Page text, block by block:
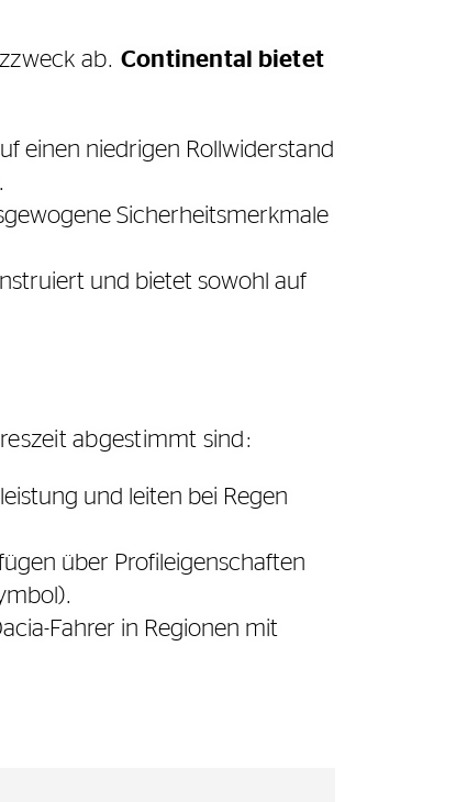
ab. Continental bietet
einen niedrigen Rollwiderstand
Sicherheitsmerkmale
und bietet sowohl auf
abgestimmt sind:
und leiten bei Regen
über Profileigenschaften
Fahrer in Regionen mit